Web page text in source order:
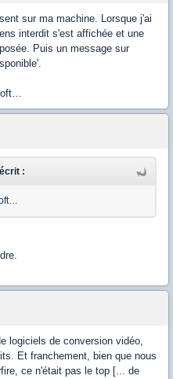
sur ma machine. Lorsque j'ai
interdit s'est affichée et une
Puis un message sur
:
logiciels de conversion vidéo,
Et franchement, bien que nous
ce n'était pas le top [... de